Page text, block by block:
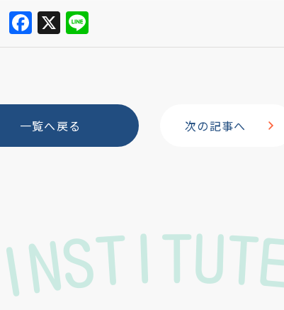
F
a
b
o
X Li
n
次の記事へ
一覧へ戻る